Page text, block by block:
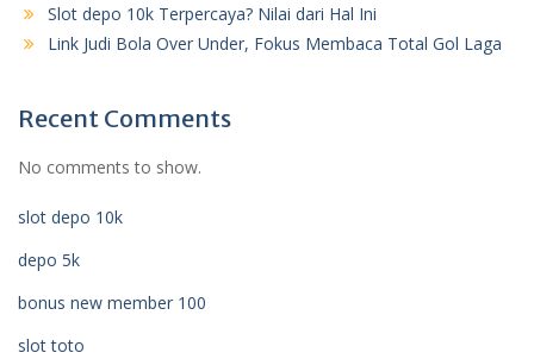
Slot depo 10k Terpercaya? Nilai dari Hal Ini
Link Judi Bola Over Under, Fokus Membaca Total Gol Laga
Recent Comments
No comments to show.
slot depo 10k
depo 5k
bonus new member 100
slot toto